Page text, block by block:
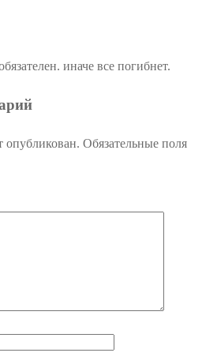
иначе все погибнет.
опубликован. Обязательные поля